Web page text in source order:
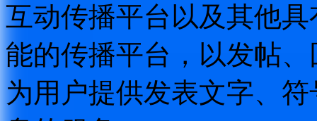
互动传播平台以及其他
能的传播平台，以发帖
为用户提供发表文字、